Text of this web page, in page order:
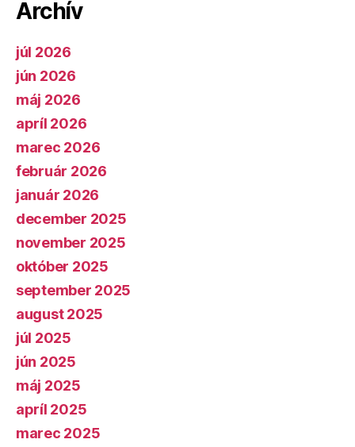
Archív
júl 2026
jún 2026
máj 2026
apríl 2026
marec 2026
február 2026
január 2026
december 2025
november 2025
október 2025
september 2025
august 2025
júl 2025
jún 2025
máj 2025
apríl 2025
marec 2025